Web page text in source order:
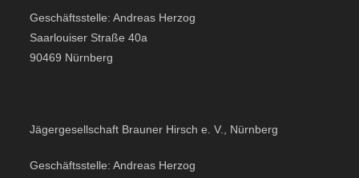
Geschäftsstelle: Andreas Herzog
Saarlouiser Straße 40a
90469 Nürnberg
Jägergesellschaft Brauner Hirsch e. V., Nürnberg
Geschäftsstelle: Andreas Herzog